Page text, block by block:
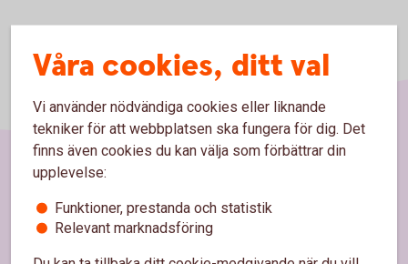
Våra cookies, ditt val
Vi använder nödvändiga cookies eller liknande
tekniker för att webbplatsen ska fungera för dig. Det
finns även cookies du kan välja som förbättrar din
upplevelse:
Funktioner, prestanda och statistik
Relevant marknadsföring
Sidfot
Hitta snabbt
Kundservice